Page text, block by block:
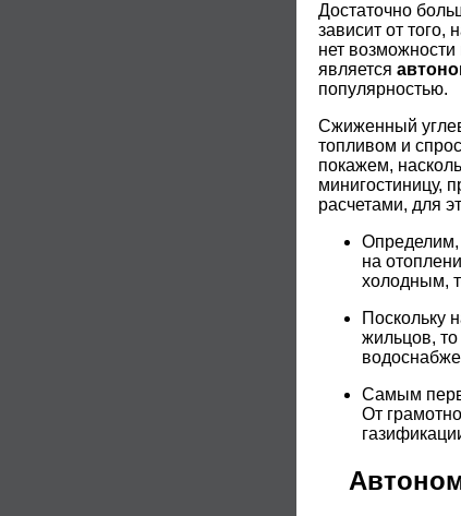
Достаточно
зависит от того,
нет
является
популярностью.
Сжиженный
топливом и
покажем,
минигостиницу,
расчетами, для
Определим,
на
холодным,
Поскольку
жильцов,
Самым
От